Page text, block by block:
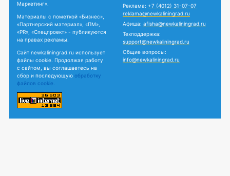
Маркетинг».
Материалы с пометкой «Бизнес»,
«Партнерский материал», «ПМ»,
«PR», «Спецпроект» - публикуются
на правах рекламы.
Сайт newkaliningrad.ru использует
файлы cookie. Продолжая работу
с сайтом, вы соглашаетесь на
сбор и последующую обработку
файлов cookie.
Реклама: +7 (4012) 31-07-07
reklama@newkaliningrad.ru
Афиша: afisha@newkaliningrad.ru
Техподдержка:
support@newkaliningrad.ru
Общие вопросы:
info@newkaliningrad.ru